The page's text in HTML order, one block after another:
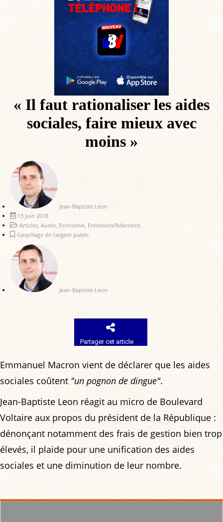
« Il faut rationaliser les aides
sociales, faire mieux avec
moins »
Jean-Baptiste Leon
13 juin 2018
Articles, Audio, Economie, Entretiens/Réactions
Gaspillage de l'argent public
Jean-Baptiste Leon
Partager cet article
Emmanuel Macron vient de déclarer que les aides
sociales coûtent "un pognon de dingue".
Jean-Baptiste Leon réagit au micro de Boulevard
Voltaire aux propos du président de la République :
dénonçant notamment des frais de gestion bien trop
élevés, il plaide pour une unification des aides
sociales et une diminution de leur nombre.